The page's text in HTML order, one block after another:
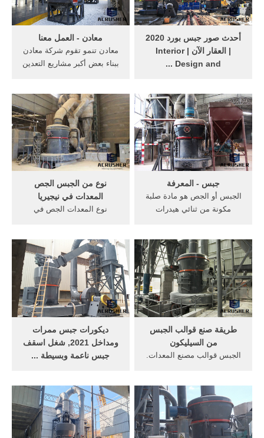
من
heavy industry ...
معادن - العمل معنا
معادن تنمو تقوم شركة معادن
ببناء بعض أكبر مشاريع التعدين
شركة معادن بالبحث
والاستكشاف في مناطق واسعة
من المملكة العربية السـعودية
...
أحدث صور جبس بورد 2020
| العقار الآن | Interior
Design and ...
النوع بطول 120 سم وعرض
240 سم. ويوجد مقاسات أخرى
تتراوح من 180 إلى 400 سم،
وتعدد أنواعه لتشمل ثلاثة أنواع
يمكن تنفيذ أي واحدًا منها.
نوع من الجبس الجص
المعدات في نيجيريا
نوع المعدات الجص في
من كسارة قاعدة الجص batatc
المعدات في مصنع مسحوق
الجبس tcggroup. معدات
مسحوق الدولومي
جبس - المعرفة
الجبس أو الجص هو مادة صلبة
مكونة من ثنائي هيدرات
{displaystyle CaSO_{4}} • 2
H 2 O {displaystyle 2H_{2}O}
).
ديكورات جبس ممرات
ومداخل 2021, شغل اسقف
جبس ناعمة وبسيطة ...
بالعديد من التصميمات حتى
أنك تحتار أي النماذج تختار
وتدخل في اعمال تراكيبات
الأسقف الأعمدة، المواقد،
طريقة صنع قوالب الجبس
من السيليكون
الجبس قوالب مصنع المعدات.
بديكورحائط حجرى جميل من
الأسمنت ورخيص ضد المايه
ايمى الشاهى Duration: 20:30
شركة SKD لماكية المحدودة